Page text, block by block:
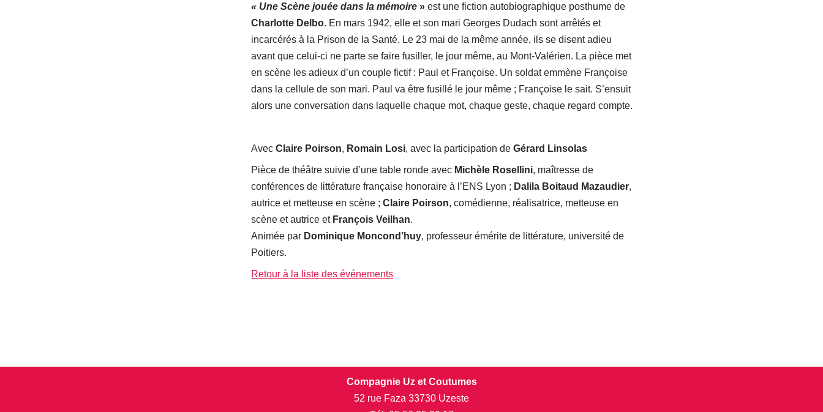
« Une Scène jouée dans la mémoire » est une fiction autobiographique posthume de
Charlotte Delbo. En mars 1942, elle et son mari Georges Dudach sont arrêtés et
incarcérés à la Prison de la Santé. Le 23 mai de la même année, ils se disent adieu
avant que celui-ci ne parte se faire fusiller, le jour même, au Mont-Valérien. La pièce met
en scène les adieux d’un couple fictif : Paul et Françoise. Un soldat emmène Françoise
dans la cellule de son mari. Paul va être fusillé le jour même ; Françoise le sait. S’ensuit
alors une conversation dans laquelle chaque mot, chaque geste, chaque regard compte.
AvecClaire Poirson, Romain Losi, avec la participation deGérard Linsolas
Pièce de théâtre suivie d’une table ronde avec Michèle Rosellini, maîtresse de
conférences de littérature française honoraire à l’ENS Lyon ; Dalila Boitaud Mazaudier,
autrice et metteuse en scène ;Claire Poirson, comédienne, réalisatrice, metteuse en
scène et autrice et François Veilhan.
Animée par Dominique Moncond’huy, professeur émérite de littérature, université de
Poitiers.
Retour à la liste des événements
Compagnie Uz et Coutumes
52 rue Faza 33730 Uzeste